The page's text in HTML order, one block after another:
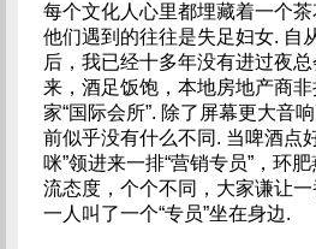
每个文化人心里都埋藏着一个
他们遇到的往往是失足妇女. 自
后，我已经十多年没有进过夜
来，酒足饭饱，本地房地产商
家“国际会所”. 除了屏幕更大音
前似乎没有什么不同. 当啤酒点
咪”领进来一排“营销专员”，环
流态度，个个不同，大家谦让一
一人叫了一个“专员”坐在身边.